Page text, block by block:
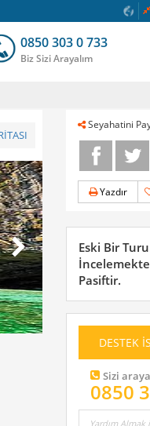
0850 303 0 733
Biz Sizi Arayalım
Seyahatini
Yazdır
Eski Bir
Pasiftir.
DESTEK
Sizi
0850